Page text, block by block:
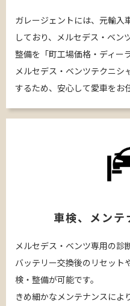
ガレージェントには、元輸入
しており、メルセデス・ベン
整備を「町工場価格・ディー
メルセデス・ベンツテクニシ
するため、安心して愛車をお
車検、メン
メルセデス・ベンツ専用の診
バッテリー交換後のリセット
検・整備が可能です。
きめ細かなメンテナンスによ